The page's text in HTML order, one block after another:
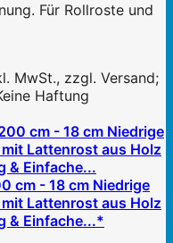
Für Rollroste und
MwSt., zzgl. Versand;
Haftung
cm - 18 cm Niedrige
Lattenrost aus Holz
& Einfache...*